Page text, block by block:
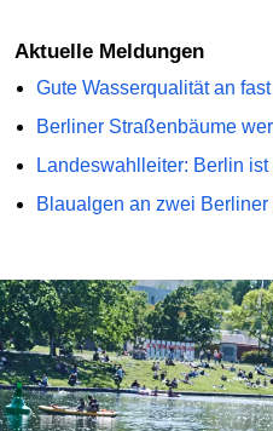
Aktuelle Meldungen
Gute Wasserqualität an
Berliner Straßenbäume
Landeswahlleiter: Berlin
Blaualgen an zwei